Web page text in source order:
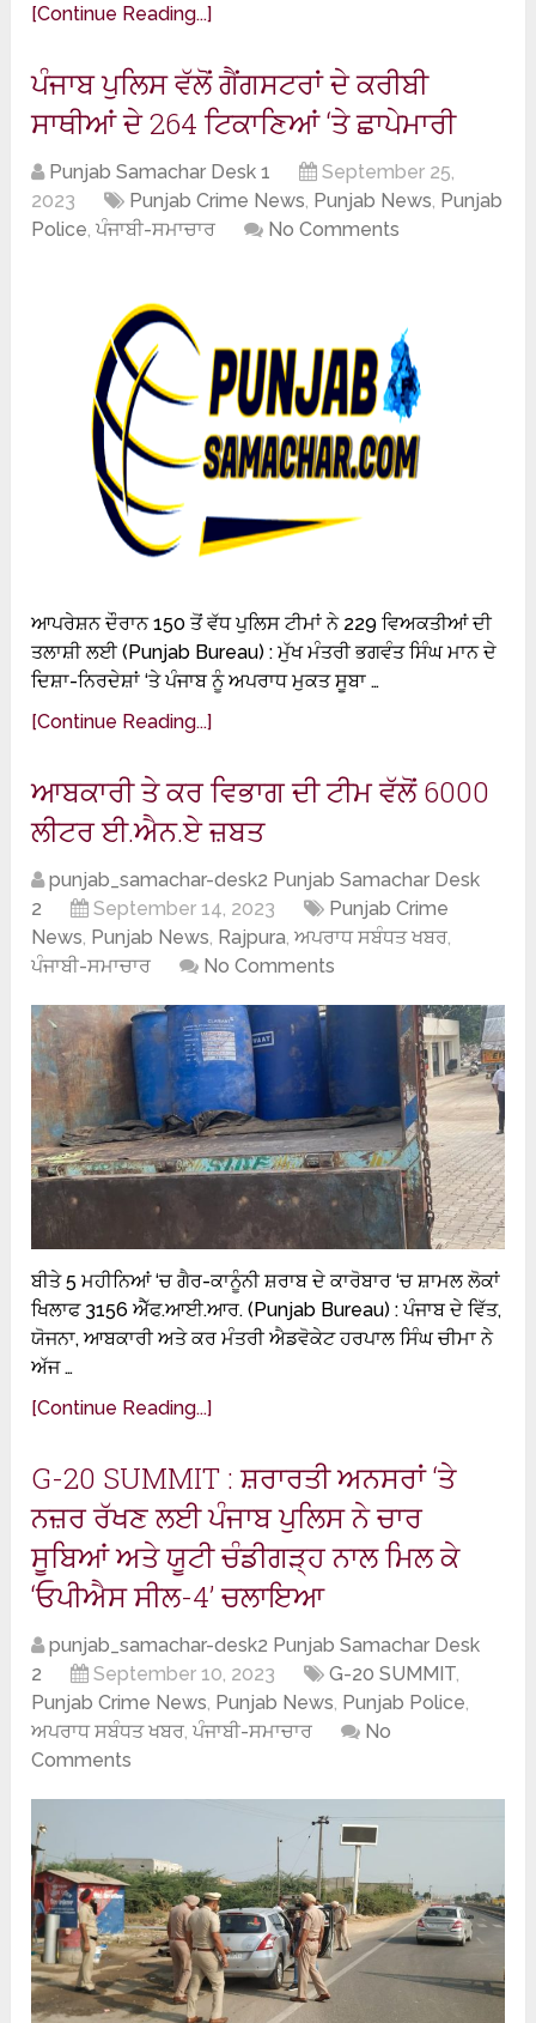
[Continue Reading...]
ਪੰਜਾਬ ਪੁਲਿਸ ਵੱਲੋਂ ਗੈਂਗਸਟਰਾਂ ਦੇ ਕਰੀਬੀ
ਸਾਥੀਆਂ ਦੇ 264 ਟਿਕਾਣਿਆਂ ‘ਤੇ ਛਾਪੇਮਾਰੀ
Punjab Samachar Desk 1
September 25,
2023
Punjab Crime News, Punjab News, Punjab
Police,ਪੰਜਾਬੀ-ਸਮਾਚਾਰ No Comments
ਆਪਰੇਸ਼ਨ ਦੌਰਾਨ 150 ਤੋਂ ਵੱਧ ਪੁਲਿਸ ਟੀਮਾਂ ਨੇ 229 ਵਿਅਕਤੀਆਂ ਦੀ
ਤਲਾਸ਼ੀ ਲਈ (Punjab Bureau) : ਮੁੱਖ ਮੰਤਰੀ ਭਗਵੰਤ ਸਿੰਘ ਮਾਨ ਦੇ
ਦਿਸ਼ਾ-ਨਿਰਦੇਸ਼ਾਂ ‘ਤੇ ਪੰਜਾਬ ਨੂੰ ਅਪਰਾਧ ਮੁਕਤ ਸੂਬਾ …
[Continue Reading...]
ਆਬਕਾਰੀ ਤੇ ਕਰ ਵਿਭਾਗ ਦੀ ਟੀਮ ਵੱਲੋਂ 6000
ਲੀਟਰ ਈ.ਐਨ.ਏ ਜ਼ਬਤ
punjab_samachar-desk2 Punjab Samachar Desk
2
September 14, 2023
Punjab Crime
News, Punjab News, Rajpura,ਅਪਰਾਧ ਸਬੰਧਤ ਖਬਰ,
ਪੰਜਾਬੀ-ਸਮਾਚਾਰ
No Comments
ਬੀਤੇ 5 ਮਹੀਨਿਆਂ ‘ਚ ਗੈਰ-ਕਾਨੂੰਨੀ ਸ਼ਰਾਬ ਦੇ ਕਾਰੋਬਾਰ ‘ਚ ਸ਼ਾਮਲ ਲੋਕਾਂ
ਖਿਲਾਫ 3156 ਐੱਫ.ਆਈ.ਆਰ. (Punjab Bureau) : ਪੰਜਾਬ ਦੇ ਵਿੱਤ,
ਯੋਜਨਾ, ਆਬਕਾਰੀ ਅਤੇ ਕਰ ਮੰਤਰੀ ਐਡਵੋਕੇਟ ਹਰਪਾਲ ਸਿੰਘ ਚੀਮਾ ਨੇ
ਅੱਜ …
[Continue Reading...]
G-20 SUMMIT : ਸ਼ਰਾਰਤੀ ਅਨਸਰਾਂ ‘ਤੇ
ਨਜ਼ਰ ਰੱਖਣ ਲਈ ਪੰਜਾਬ ਪੁਲਿਸ ਨੇ ਚਾਰ
ਸੂਬਿਆਂ ਅਤੇ ਯੂਟੀ ਚੰਡੀਗੜ੍ਹ ਨਾਲ ਮਿਲ ਕੇ
‘ਓਪੀਐਸ ਸੀਲ-4’ ਚਲਾਇਆ
punjab_samachar-desk2 Punjab Samachar Desk
2
September 10, 2023 G-20 SUMMIT,
Punjab Crime News, Punjab News, Punjab Police,
ਅਪਰਾਧ ਸਬੰਧਤ ਖਬਰ,ਪੰਜਾਬੀ-ਸਮਾਚਾਰ
No
Comments